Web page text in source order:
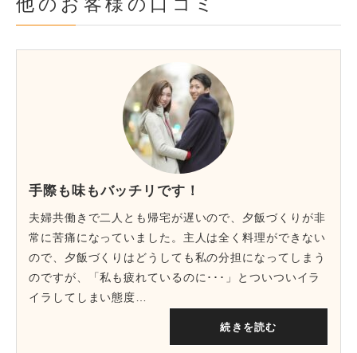
他のお客様の口コミ
手際も味もバッチリです！
夫婦共働きで二人とも帰宅が遅いので、夕飯づくりが非
常に苦痛になっていました。主人は全く料理ができない
ので、夕飯づくりはどうしても私の分担になってしまう
のですが、「私も疲れているのに･･･」とついついイラ
イラしてしまい態度…
続きを読む